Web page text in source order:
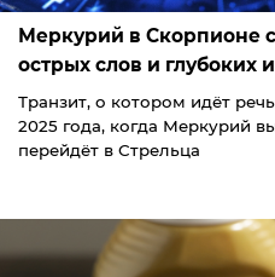
Меркурий в Скорпионе
острых слов и глубоких
Транзит, о котором идёт
2025 года, когда Меркурий
перейдёт в Стрельца